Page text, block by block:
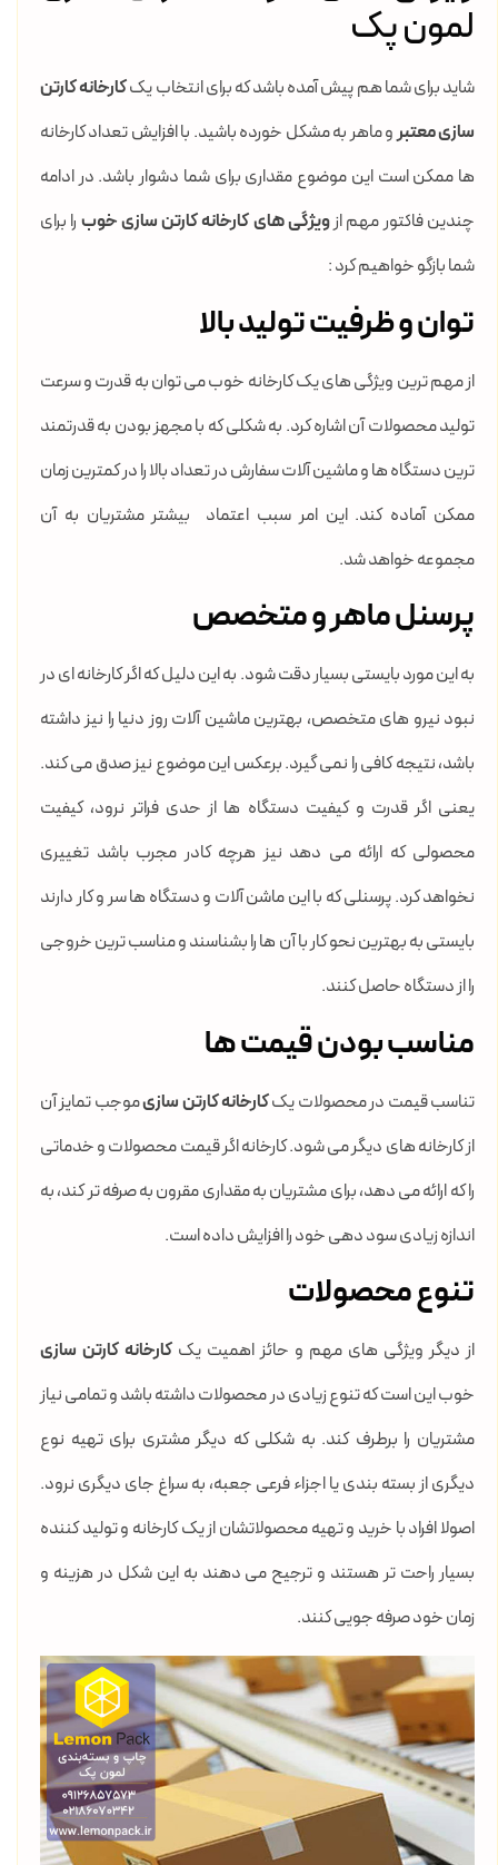
لمون پک
شاید برای شما هم پیش آمده باشد که برای انتخاب یککارخانه کارتن
سازی معتبرو ماهر به مشکل خورده باشید. با افزایش تعداد کارخانه
ها ممکن است این موضوع مقداری برای شما دشوار باشد. در ادامه
چندین فاکتور مهم ازویژگی های کارخانه کارتن سازی خوب را برای
شما بازگو خواهیم کرد :
توان و ظرفیت تولید بالا
از مهم ترین ویژگی های یک کارخانه خوب می توان به قدرت و سرعت
تولید محصولات آن اشاره کرد. به شکلی که با مجهز بودن به قدرتمند
ترین دستگاه ها و ماشین آلات سفارش در تعداد بالا را در کمترین زمان
ممکن آماده کند. این امر سبب اعتماد بیشتر مشتریان به آن
مجموعه خواهد شد.
پرسنل ماهر و متخصص
به این مورد بایستی بسیار دقت شود. به این دلیل که اگر کارخانه ای در
نبود نیرو های متخصص، بهترین ماشین آلات روز دنیا را نیز داشته
باشد، نتیجه کافی را نمی گیرد. برعکس این موضوع نیز صدق می کند.
یعنی اگر قدرت و کیفیت دستگاه ها از حدی فراتر نرود، کیفیت
محصولی که ارائه می دهد نیز هرچه کادر مجرب باشد تغییری
نخواهد کرد. پرسنلی که با این ماشن آلات و دستگاه ها سر و کار دارند
بایستی به بهترین نحو کار با آن ها را بشناسند و مناسب ترین خروجی
را از دستگاه حاصل کنند.
مناسب بودن قیمت ها
تناسب قیمت در محصولات یککارخانه کارتن سازیموجب تمایز آن
از کارخانه های دیگر می شود. کارخانه اگر قیمت محصولات و خدماتی
را که ارائه می دهد، برای مشتریان به مقداری مقرون به صرفه تر کند، به
اندازه زیادی سود دهی خود را افزایش داده است.
تنوع محصولات
از دیگر ویژگی های مهم و حائز اهمیت یک کارخانه کارتن سازی
خوب این است که تنوع زیادی در محصولات داشته باشد و تمامی نیاز
مشتریان را برطرف کند. به شکلی که دیگر مشتری برای تهیه نوع
دیگری از بسته بندی یا اجزاء فرعی جعبه، به سراغ جای دیگری نرود.
اصولا افراد با خرید و تهیه محصولاتشان از یک کارخانه و تولید کننده
بسیار راحت تر هستند و ترجیح می دهند به این شکل در هزینه و
زمان خود صرفه جویی کنند.